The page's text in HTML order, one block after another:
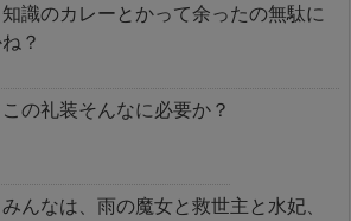
知識のカレーとかって余ったの無駄に
？
この礼装そんなに必要か？
みんなは、雨の魔女と救世主と水妃、